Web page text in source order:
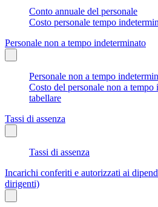
Conto annuale del personale
Costo personale tempo
Personale non a tempo indeterminato
Personale non a tempo
Costo del personale non a
tabellare
Tassi di assenza
Tassi di assenza
Incarichi conferiti e autorizzati ai
dirigenti)